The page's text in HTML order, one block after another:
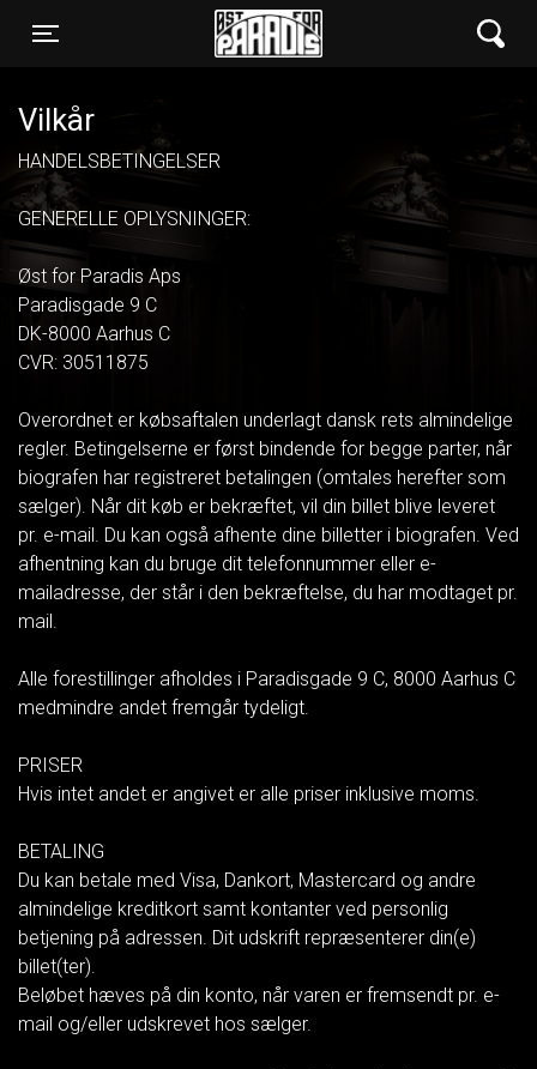
Toggle navigation
Øst for Paradis
Vilkår
HANDELSBETINGELSER
GENERELLE OPLYSNINGER:
Øst for Paradis Aps
Paradisgade 9 C
DK-8000 Aarhus C
CVR: 30511875
Overordnet er købsaftalen underlagt dansk rets almindelige
regler. Betingelserne er først bindende for begge parter, når
biografen har registreret betalingen (omtales herefter som
sælger). Når dit køb er bekræftet, vil din billet blive leveret
pr. e-mail. Du kan også afhente dine billetter i biografen. Ved
afhentning kan du bruge dit telefonnummer eller e-
mailadresse, der står i den bekræftelse, du har modtaget pr.
mail.
Alle forestillinger afholdes i Paradisgade 9 C, 8000 Aarhus C
medmindre andet fremgår tydeligt.
PRISER
Hvis intet andet er angivet er alle priser inklusive moms.
BETALING
Du kan betale med Visa, Dankort, Mastercard og andre
almindelige kreditkort samt kontanter ved personlig
betjening på adressen. Dit udskrift repræsenterer din(e)
billet(ter).
Beløbet hæves på din konto, når varen er fremsendt pr. e-
mail og/eller udskrevet hos sælger.